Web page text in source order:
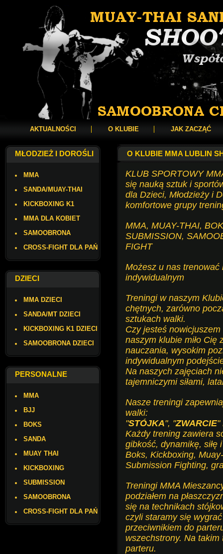
AKTUALNOŚCI O KLUBIE JAK ZACZĄĆ
MŁODZIEŻ I DOROŚLI
MMA
SANDA/MUAY-THAI
KICKBOXING K1
MMA DLA KOBIET
SAMOOBRONA
CROSS-FIGHT DLA PAŃ
DZIECI
MMA DZIECI
SANDA/MT DZIECI
KICKBOXING K1 DZIECI
SAMOOBRONA DZIECI
PERSONALNE
MMA
BJJ
BOKS
SANDA
MUAY THAI
KICKBOXING
SUBMISSION
SAMOOBRONA
CROSS-FIGHT DLA PAŃ
O KLUBIE MMA LUBLIN
KLUB SPORTOWY
się nauką sztuk i
dla Dzieci, Młodzieży i
komfortowe grupy
MMA, MUAY-THAI,
SUBMISSION,
FIGHT
Możesz u nas
indywidualnym
Treningi w naszym
chętnych, zarówno
sztukach walki.
Czy jesteś
naszym klubie miło Cię
nauczania, wysokim
indywidualnym
Na naszych zajęciach
tajemniczymi siłami,
Nasze treningi
walki:
"STÓJKA", "ZWARCIE"
Każdy trening zawiera
gibkość, dynamikę, siłę
Boks, Kickboxing,
Submission Fighting,
Treningi MMA
podziałem na
się na technikach
czyli staramy się
przeciwnikiem do
wszechstrony. Na
parteru.